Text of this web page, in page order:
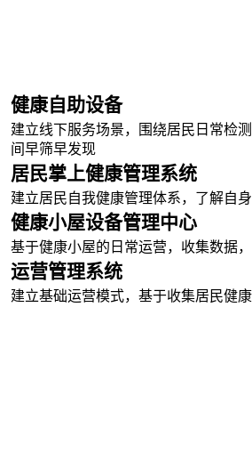
健康自助设备
建立线下服务场景，围绕居民日常检
间早筛早发现
居民掌上健康管理系统
建立居民自我健康管理体系，了解自
健康小屋设备管理中心
基于健康小屋的日常运营，收集数据
运营管理系统
建立基础运营模式，基于收集居民健
应用